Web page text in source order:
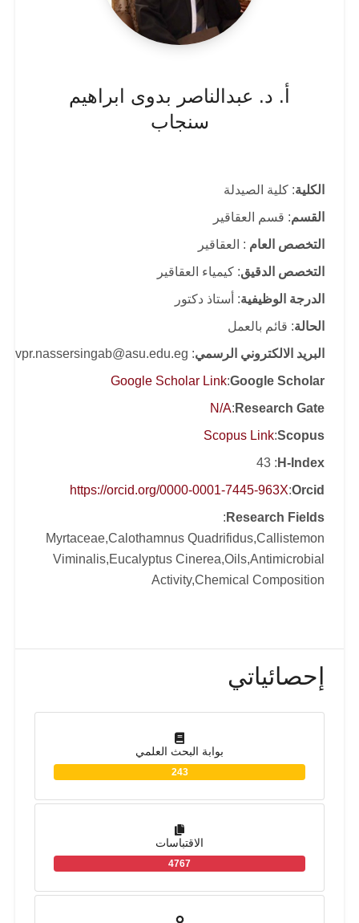
أ. د. عبدالناصر بدوى ابراهيم
سنجاب
الكلية: كلية الصيدلة
القسم: قسم العقاقير
التخصص العام : العقاقير
التخصص الدقيق: كيمياء العقاقير
الدرجة الوظيفية: أستاذ دكتور
الحالة: قائم بالعمل
البريد الالكتروني الرسمي: vpr.nassersingab@asu.edu.eg
Google Scholar
:
Google Scholar Link
Research Gate
:
N/A
Scopus
:
Scopus Link
H-Index
: 43
Orcid
:
https://orcid.org/0000-0001-7445-963X
Research Fields
:
Myrtaceae,Calothamnus Quadrifidus,Callistemon
Viminalis,Eucalyptus Cinerea,Oils,Antimicrobial
Activity,Chemical Composition
إحصائياتي
بوابة البحث العلمي
243
الاقتباسات
4767